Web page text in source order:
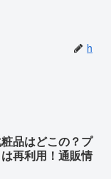
h
品はどこの？プ
再利用！通販情